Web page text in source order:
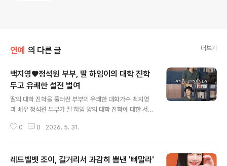
연예 의 다른 글 더보기
백지영♥정석원 부부, 딸 하임이의 대학 진학
두고 유쾌한 설전 벌여
딸의 대학 진학을 둘러싼 부부의 유쾌한 대화가수 백지영
과 배우 정석원 부부가 딸 하임 양의 대학 진학에 대한 서로
되기를 바랐으나, 정석원은 '고려대'가 더 어울린다고 반박
어린 고민정석원은 딸이 '무도학과'에 진학했으면 좋겠다
0 0 2026. 5. 31.
레드벨벳 조이, 길거리서 과감히 뽐낸 '뼈말라'